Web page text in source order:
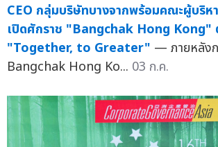
CEO กลุ่มบริษัทบางจากพร้อมคณะผู้บริห
เปิดศักราช "Bangchak Hong Kong"
"Together, to Greater" — ภายหลัง
Bangchak Hong Ko... 03 ก.ค.